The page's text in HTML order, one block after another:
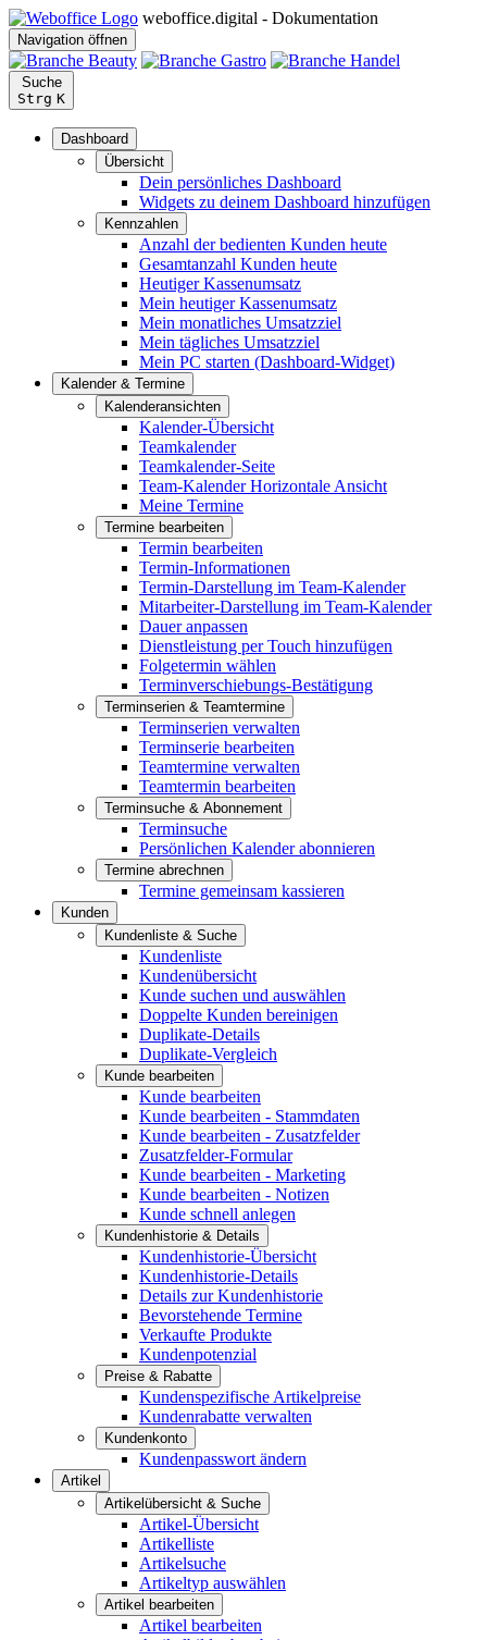
weboffice.digital - Dokumentation
Navigation öffnen
Suche
Strg K
Dashboard
Übersicht
Dein persönliches Dashboard
Widgets zu deinem Dashboard hinzufügen
Kennzahlen
Anzahl der bedienten Kunden heute
Gesamtanzahl Kunden heute
Heutiger Kassenumsatz
Mein heutiger Kassenumsatz
Mein monatliches Umsatzziel
Mein tägliches Umsatzziel
Mein PC starten (Dashboard-Widget)
Kalender & Termine
Kalenderansichten
Kalender-Übersicht
Teamkalender
Teamkalender-Seite
Team-Kalender Horizontale Ansicht
Meine Termine
Termine bearbeiten
Termin bearbeiten
Termin-Informationen
Termin-Darstellung im Team-Kalender
Mitarbeiter-Darstellung im Team-Kalender
Dauer anpassen
Dienstleistung per Touch hinzufügen
Folgetermin wählen
Terminverschiebungs-Bestätigung
Terminserien & Teamtermine
Terminserien verwalten
Terminserie bearbeiten
Teamtermine verwalten
Teamtermin bearbeiten
Terminsuche & Abonnement
Terminsuche
Persönlichen Kalender abonnieren
Termine abrechnen
Termine gemeinsam kassieren
Kunden
Kundenliste & Suche
Kundenliste
Kundenübersicht
Kunde suchen und auswählen
Doppelte Kunden bereinigen
Duplikate-Details
Duplikate-Vergleich
Kunde bearbeiten
Kunde bearbeiten
Kunde bearbeiten - Stammdaten
Kunde bearbeiten - Zusatzfelder
Zusatzfelder-Formular
Kunde bearbeiten - Marketing
Kunde bearbeiten - Notizen
Kunde schnell anlegen
Kundenhistorie & Details
Kundenhistorie-Übersicht
Kundenhistorie-Details
Details zur Kundenhistorie
Bevorstehende Termine
Verkaufte Produkte
Kundenpotenzial
Preise & Rabatte
Kundenspezifische Artikelpreise
Kundenrabatte verwalten
Kundenkonto
Kundenpasswort ändern
Artikel
Artikelübersicht & Suche
Artikel-Übersicht
Artikelliste
Artikelsuche
Artikeltyp auswählen
Artikel bearbeiten
Artikel bearbeiten